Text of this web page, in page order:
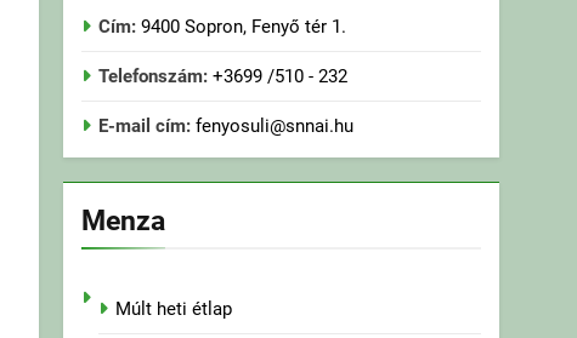
Cím: 9400 Sopron, Fenyő tér 1.
Telefonszám: +3699 /510 - 232
E-mail cím: fenyosuli@snnai.hu
Menza
Múlt heti étlap